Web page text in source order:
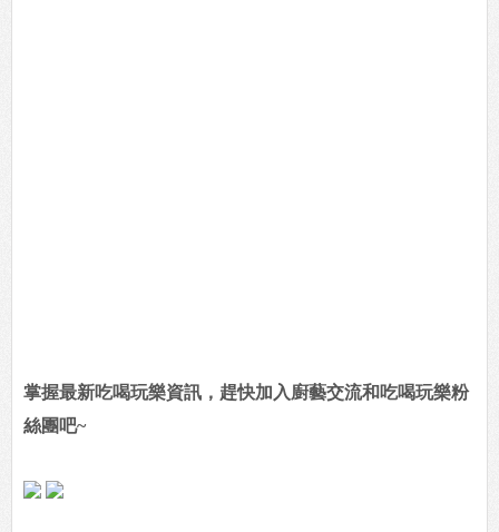
掌握最新吃喝玩樂資訊，趕快加入廚藝交流和吃喝玩樂粉
絲團吧~